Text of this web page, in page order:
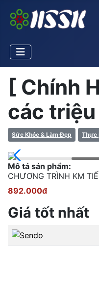
[ Chính
các
Sức Khỏe & Làm Đẹp Thực
Mô tả sản phẩm:
CHƯƠNG TRÌNH KM
892.000đ
Giá tốt nhất